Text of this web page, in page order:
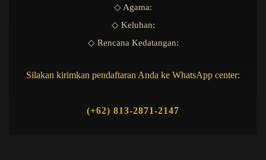
◇ Agama:
◇ Keluhan:
◇ Rencana Kedatangan:
Silakan kirimkan pendaftaran Anda ke WhatsApp center:
(+62) 813-2871-2147